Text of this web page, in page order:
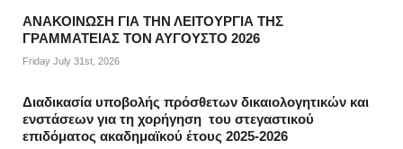
ΑΝΑΚΟΙΝΩΣΗ ΓΙΑ ΤΗΝ ΛΕΙΤΟΥΡΓΙΑ ΤΗΣ
ΓΡΑΜΜΑΤΕΙΑΣ ΤΟΝ ΑΥΓΟΥΣΤΟ 2026
Friday July 31st, 2026
Διαδικασία υποβολής πρόσθετων δικαιολογητικών και
ενστάσεων για τη χορήγηση του στεγαστικού
επιδόματος ακαδημαϊκού έτους 2025-2026